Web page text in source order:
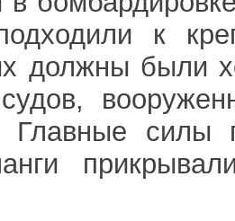
к
должны были
судов,
Главные